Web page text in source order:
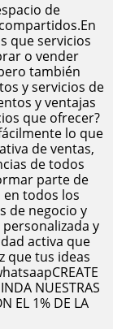
de
que servicios
o vender
también
y servicios de
y ventajas
que ofrecer?
lo que
de ventas,
de todos
parte de
en todos los
de negocio y
y
activa que
que tus ideas
NUESTRAS
EL 1% DE LA